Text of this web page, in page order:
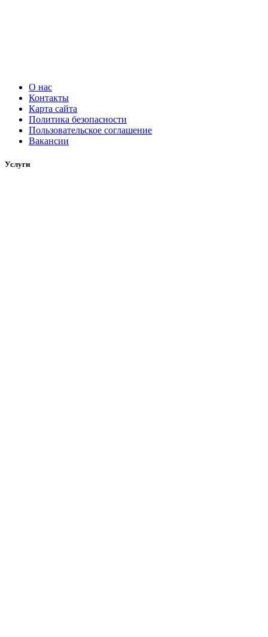
О нас
Контакты
Карта сайта
Политика безопасности
Пользовательское соглашение
Вакансии
Услуги